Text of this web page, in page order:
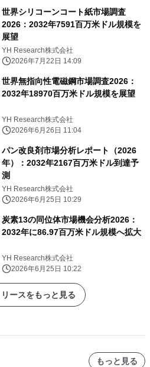
世界シリコーンコート紙市場調査
2026：2032年7591百万米ドル規模を
展望
YH Research株式会社
2026年7月22日 14:09
世界無指向性電磁鋼市場調査2026：
2032年18970百万米ドル規模を展望
YH Research株式会社
2026年6月26日 11:04
パン改良剤市場分析レポート（2026
年）：2032年2167百万米ドル到達予
測
YH Research株式会社
2026年6月25日 10:29
炭素13の同位体市場機会分析2026：
2032年に86.97百万米ドル規模へ拡大
YH Research株式会社
2026年6月25日 10:22
ースをもっと見る
もっと見る